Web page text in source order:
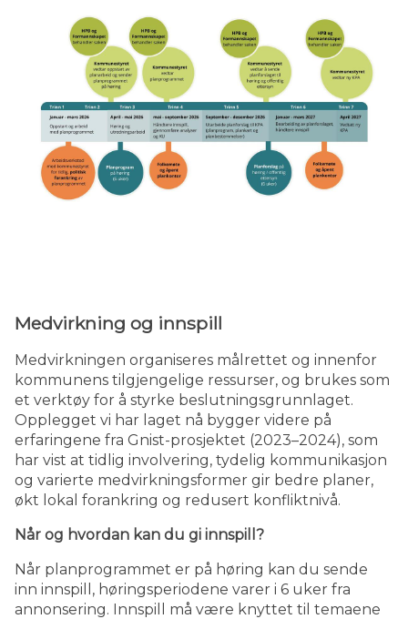
Medvirkning og innspill
Medvirkningen organiseres målrettet og innenfor
kommunens tilgjengelige ressurser, og brukes som
et verktøy for å styrke beslutningsgrunnlaget.
Opplegget vi har laget nå bygger videre på
erfaringene fra Gnist-prosjektet (2023–2024), som
har vist at tidlig involvering, tydelig kommunikasjon
og varierte medvirkningsformer gir bedre planer,
økt lokal forankring og redusert konfliktnivå.
Når og hvordan kan du gi innspill?
Når planprogrammet er på høring kan du sende
inn innspill, høringsperiodene varer i 6 uker fra
annonsering. Innspill må være knyttet til temaene